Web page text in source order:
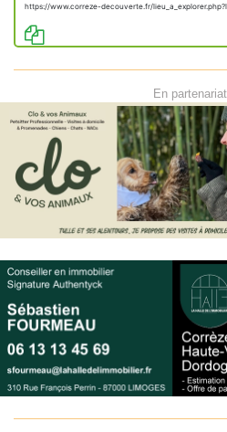
https://www.correze-decouverte.fr/
En